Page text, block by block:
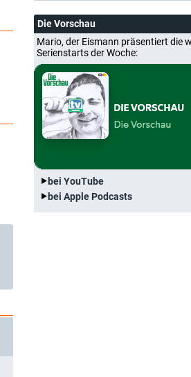
Die Vorschau
Mario, der Eismann präsentiert die
Serienstarts der Woche:
bei YouTube
bei Apple Podcasts